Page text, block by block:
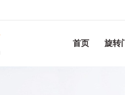
首页 旋转